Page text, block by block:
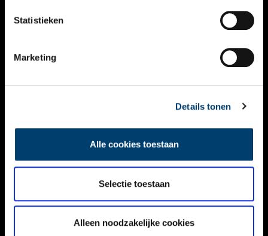
Statistieken
Marketing
Details tonen
Alle cookies toestaan
Selectie toestaan
Alleen noodzakelijke cookies
NIEUWSBRIEF
DISCLAIMER
TOEGANKELIJKHEID
Volg ONH op social media